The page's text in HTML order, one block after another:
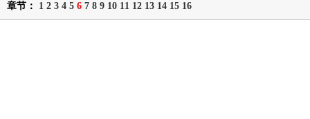
章节： 1 2 3 4 5 6 7 8 9 10 11 12 13 14 15 16